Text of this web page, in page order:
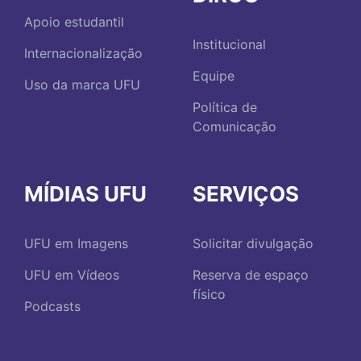
Apoio estudantil
Internacionalização
Uso da marca UFU
Institucional
Equipe
Política de
Comunicação
MÍDIAS UFU
UFU em Imagens
UFU em Vídeos
Podcasts
SERVIÇOS
Solicitar divulgação
Reserva de espaço
físico